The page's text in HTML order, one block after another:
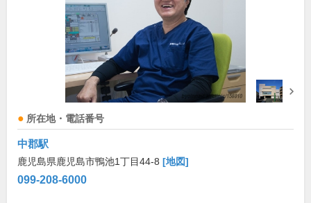
所在地・電話番号
中郡駅
鹿児島県鹿児島市鴨池1丁目44-8 [地図]
099-208-6000